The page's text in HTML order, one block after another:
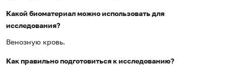
Какой биоматериал можно использовать для
исследования?
Венозную кровь.
Как правильно подготовиться к исследованию?